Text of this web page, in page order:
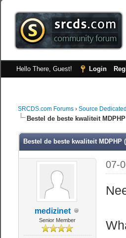
Hello There, Guest! Login
SRCDS.com Forums ›Source
Bestel de beste kwaliteit
Bestel de beste kwaliteit
medizinet
Senior Member
07-